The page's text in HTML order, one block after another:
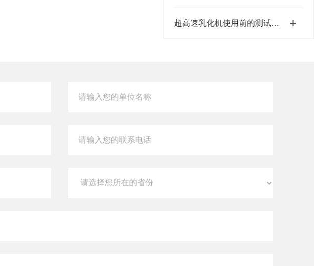
超高速乳化机使用前的测试运行